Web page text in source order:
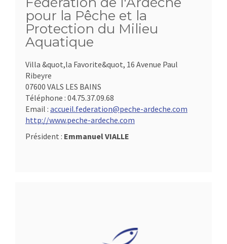
pour la Pêche et la
Protection du Milieu
Aquatique
Villa &quot,la Favorite&quot, 16 Avenue Paul
Ribeyre
07600 VALS LES BAINS
Téléphone : 04.75.37.09.68
Email : accueil.federation@peche-ardeche.com
http://www.peche-ardeche.com
Président : Emmanuel VIALLE